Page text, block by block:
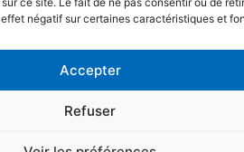
négatif sur certaines caractéristiques et
Accepter
Refuser
Politique de confidentialité
l'agence web Marque Digitale